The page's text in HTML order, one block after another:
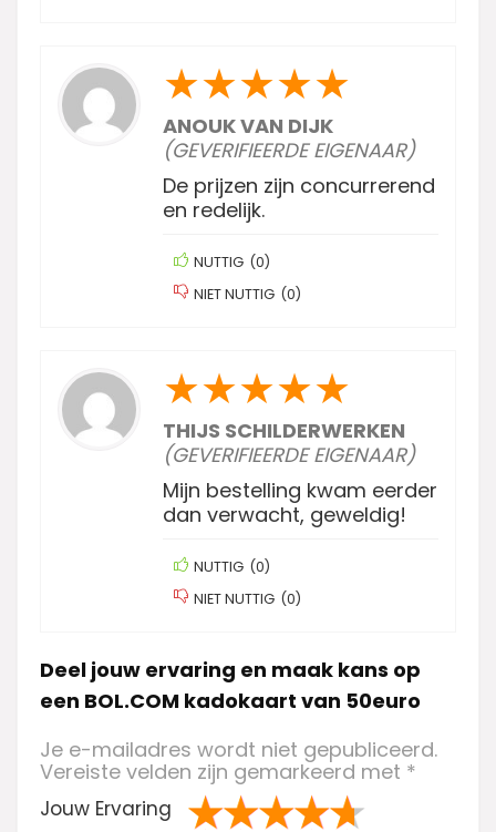
★★★★★
ANOUK VAN DIJK
(GEVERIFIEERDE EIGENAAR)
De prijzen zijn concurrerend
en redelijk.
NUTTIG (0)
NIET NUTTIG (0)
★★★★★
THIJS SCHILDERWERKEN
(GEVERIFIEERDE EIGENAAR)
Mijn bestelling kwam eerder
dan verwacht, geweldig!
NUTTIG (0)
NIET NUTTIG (0)
Deel jouw ervaring en maak kans op
een BOL.COM kadokaart van 50euro
Je e-mailadres wordt niet gepubliceerd.
Vereiste velden zijn gemarkeerd met *
Jouw Ervaring